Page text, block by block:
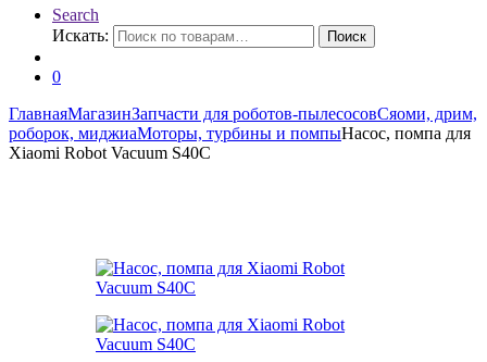
Search
Искать:
Поиск
0
ГлавнаяМагазинЗапчасти для роботов-пылесосовСяоми, дрим,
роборок, миджиаМоторы, турбины и помпыНасос, помпа для
Xiaomi Robot Vacuum S40C